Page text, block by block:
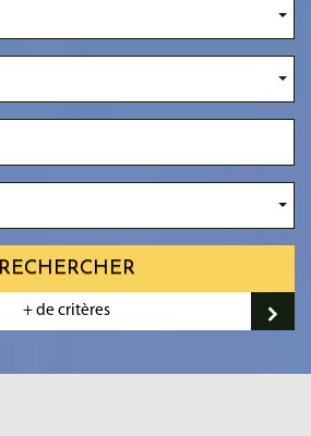
RECHERCHER
+ de critères